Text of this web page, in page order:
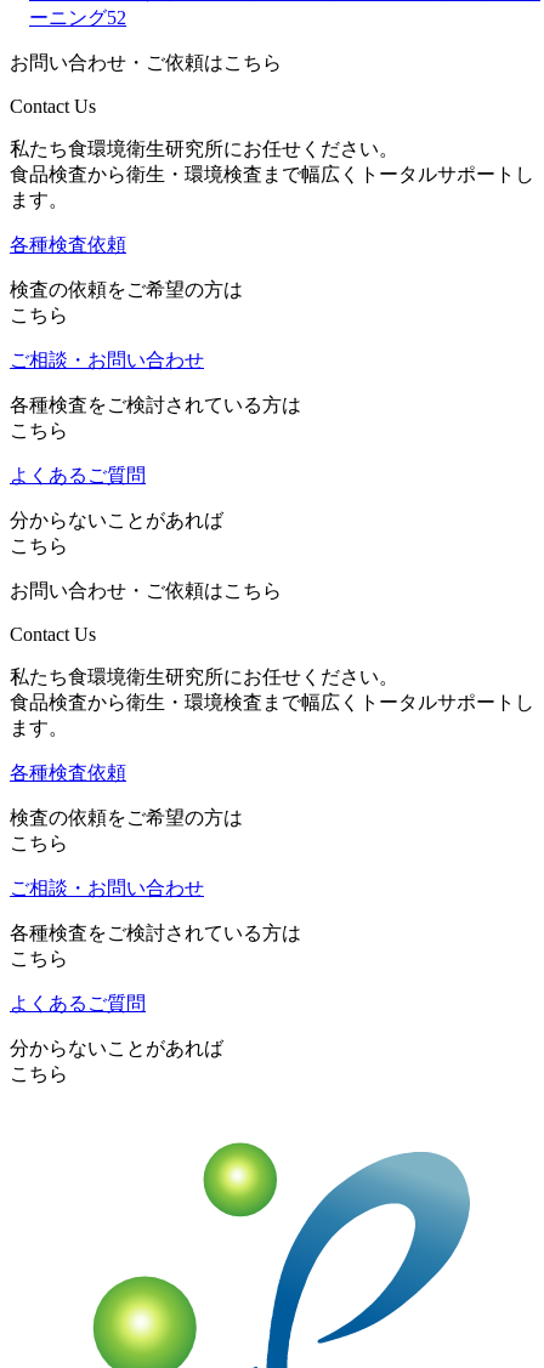
ーニング52
お問い合わせ・ご依頼はこちら
Contact Us
私たち食環境衛生研究所にお任せください。
食品検査から衛生・環境検査まで幅広くトータルサポートし
ます。
各種検査依頼
検査の依頼をご希望の方は
こちら
ご相談・お問い合わせ
各種検査をご検討されている方は
こちら
よくあるご質問
分からないことがあれば
こちら
お問い合わせ・ご依頼はこちら
Contact Us
私たち食環境衛生研究所にお任せください。
食品検査から衛生・環境検査まで幅広くトータルサポートし
ます。
各種検査依頼
検査の依頼をご希望の方は
こちら
ご相談・お問い合わせ
各種検査をご検討されている方は
こちら
よくあるご質問
分からないことがあれば
こちら